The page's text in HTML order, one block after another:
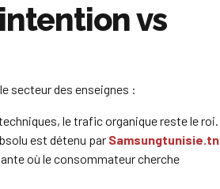
vs
secteur des enseignes :
le trafic organique reste le roi.
est détenu par Samsungtunisie.tn
où le consommateur cherche